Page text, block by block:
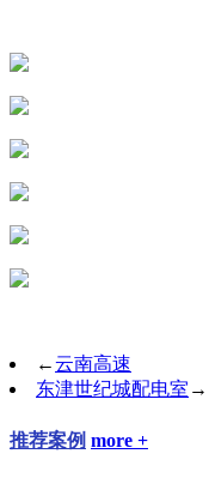
←云南高速
东津世纪城配电室 →
推荐案例 more +